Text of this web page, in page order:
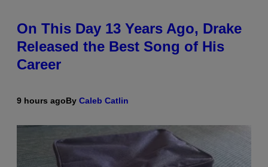
On This Day 13 Years Ago, Drake
Released the Best Song of His
Career
9 hours agoBy Caleb Catlin